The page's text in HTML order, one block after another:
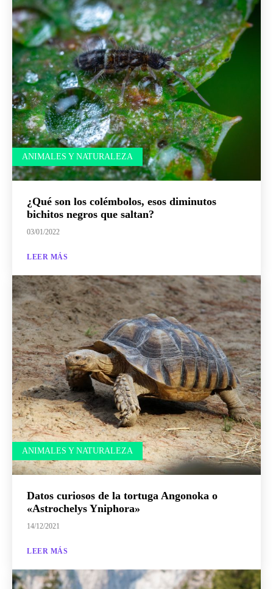
ANIMALES Y NATURALEZA
¿Qué son los colémbolos, esos diminutos
bichitos negros que saltan?
03/01/2022
LEER MÁS
ANIMALES Y NATURALEZA
Datos curiosos de la tortuga Angonoka o
«Astrochelys Yniphora»
14/12/2021
LEER MÁS